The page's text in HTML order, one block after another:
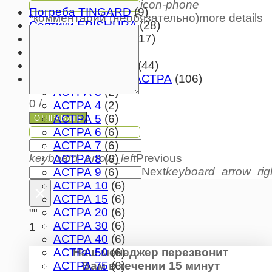
icon-phone
*комментарий (необязательно)more details
0 /
ОТПРАВИТЬ
keyboard_arrow_leftPrevious
Next
×
""
1
Наш менеджер перезвонит
Вам в течении 15 минут
Погреба TINGARD (9)
Септики EPISHURA (28)
(17)
(44)
Септики ЮНИЛОС АСТРА (106)
АСТРА 3 (2)
АСТРА 4 (2)
АСТРА 5 (6)
АСТРА 6 (6)
АСТРА 7 (6)
АСТРА 8 (6)
АСТРА 9 (6)
АСТРА 10 (6)
АСТРА 15 (6)
АСТРА 20 (6)
АСТРА 30 (6)
АСТРА 40 (6)
АСТРА 50 (6)
АСТРА 75 (6)